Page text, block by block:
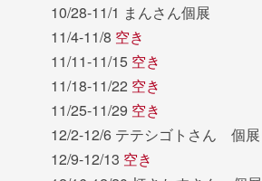
10/28-11/1 まんさん個展
11/4-11/8 空き
11/11-11/15 空き
11/18-11/22 空き
11/25-11/29 空き
12/2-12/6 テテシゴトさん 個展
12/9-12/13 空き